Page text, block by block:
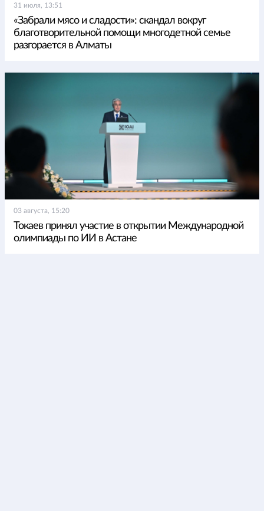
31 июля, 13:51
«Забрали мясо и сладости»: скандал вокруг
благотворительной помощи многодетной семье
разгорается в Алматы
03 августа, 15:20
Токаев принял участие в открытии Международной
олимпиады по ИИ в Астане